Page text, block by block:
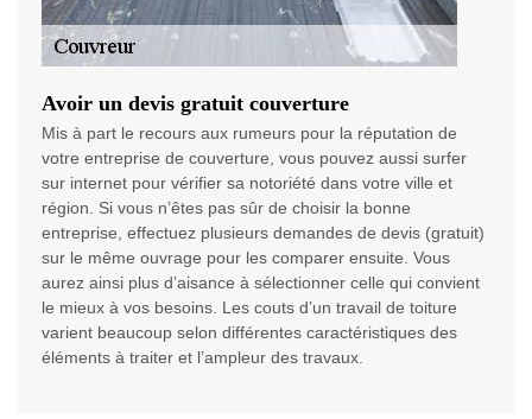
Avoir un devis gratuit couverture
Mis à part le recours aux rumeurs pour la réputation de
votre entreprise de couverture, vous pouvez aussi surfer
sur internet pour vérifier sa notoriété dans votre ville et
région. Si vous n’êtes pas sûr de choisir la bonne
entreprise, effectuez plusieurs demandes de devis (gratuit)
sur le même ouvrage pour les comparer ensuite. Vous
aurez ainsi plus d’aisance à sélectionner celle qui convient
le mieux à vos besoins. Les couts d’un travail de toiture
varient beaucoup selon différentes caractéristiques des
éléments à traiter et l’ampleur des travaux.